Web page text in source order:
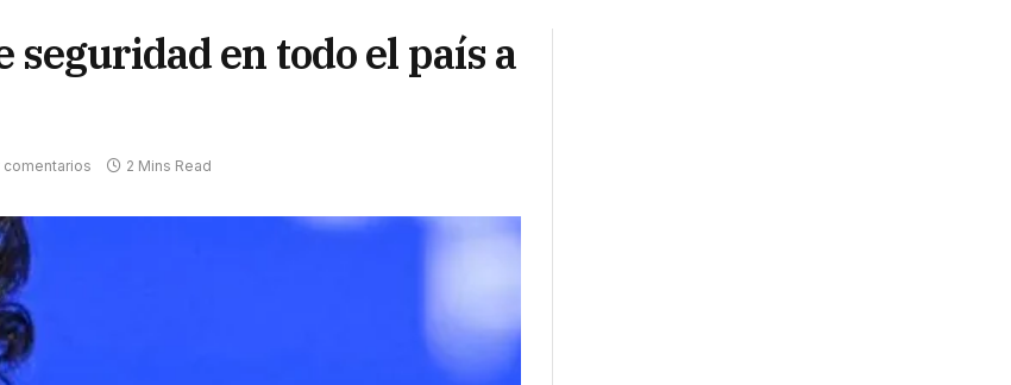
en todo el país a
comentarios 2 Mins Read